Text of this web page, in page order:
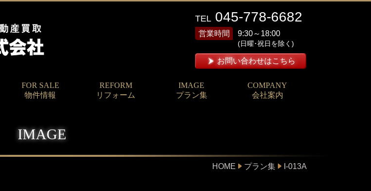
TEL 045-778-6682
営業時間 9:30～18:00
(日曜･祝日を除く)
お問い合わせはこちら
FOR SALE
物件情報
REFORM
リフォーム
IMAGE
プラン集
COMPANY
会社案内
IMAGE
HOME プラン集 I-013A